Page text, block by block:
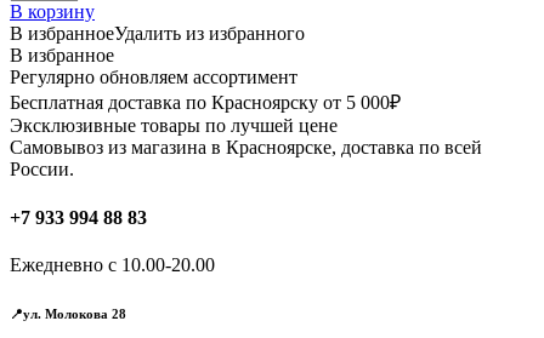
В корзину
В избранноеУдалить из избранного
В избранное
Регулярно обновляем ассортимент
Бесплатная доставка по Красноярску от 5 000₽
Эксклюзивные товары по лучшей цене
Самовывоз из магазина в Красноярске, доставка по всей
России.
+7 933 994 88 83
Ежедневно с 10.00-20.00
📍ул. Молокова 28